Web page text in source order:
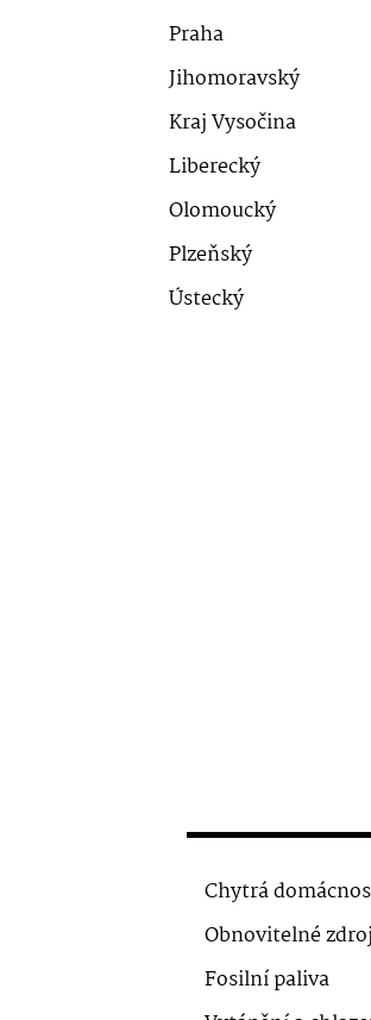
Praha
Jihomoravský
Kraj Vysočina
Liberecký
Olomoucký
Plzeňský
Ústecký
Chytrá
Obnovitelné
Fosilní paliva